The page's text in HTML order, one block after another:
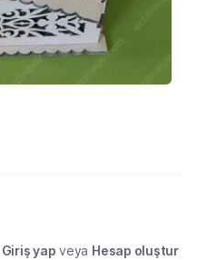
Giriş yap veya Hesap oluştur